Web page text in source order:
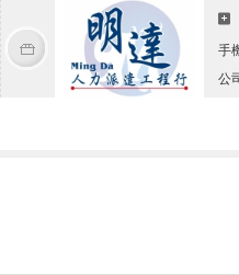
手
公